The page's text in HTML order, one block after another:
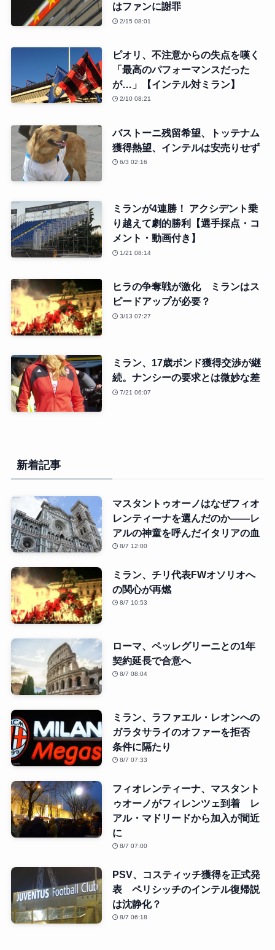
はファンに謝罪
2/15 08:01
ピオリ、不注意からの失点を嘆く
「最高のパフォーマンスだった
が…」【インテル対ミラン】
2/10 08:21
バストーニ残留希望、トッテナム
獲得熱望、インテルは安売りせず
6/3 02:16
ミランが4連勝！ アクシデント乗
り越えて劇的勝利【選手採点・コ
メント・動画付き】
1/21 08:14
ヒラの争奪戦が激化 ミランはス
ピードアップが必要？
3/13 07:27
ミラン、17歳ボンド獲得交渉が継
続。ナンシーの要求とは微妙な差
7/21 06:07
新着記事
マスタントゥオーノはなぜフィオ
レンティーナを選んだのか――レ
アルの神童を呼んだイタリアの血
8/7 12:00
ミラン、チリ代表FWオソリオへ
の関心が再燃
8/7 10:53
ローマ、ペッレグリーニとの1年
契約延長で合意へ
8/7 08:04
ミラン、ラファエル・レオンへの
ガラタサライのオファーを拒否
条件に隔たり
8/7 07:33
フィオレンティーナ、マスタント
ゥオーノがフィレンツェ到着 レ
アル・マドリードから加入が間近
に
8/7 07:00
PSV、コスティッチ獲得を正式発
表 ペリシッチのインテル復帰説
は沈静化？
8/7 06:18